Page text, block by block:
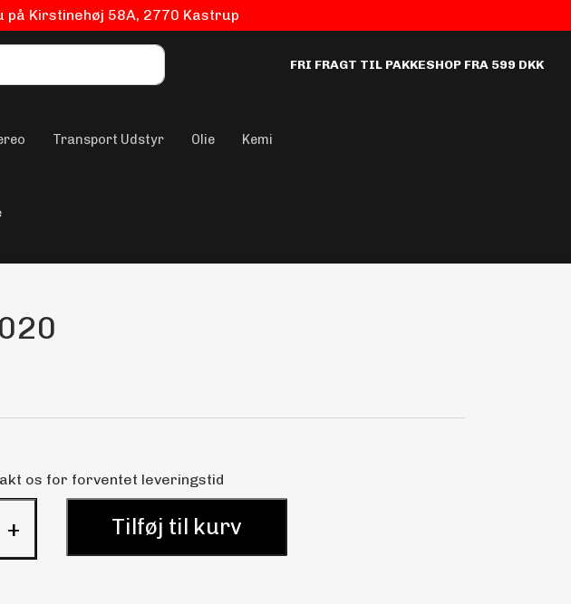
Kirstinehøj 58A, 2770 Kastrup
FRI FRAGT TIL PAKKESHOP FRA 599 DKK
Transport Udstyr Olie Kemi
os for forventet leveringstid
+ Tilføj til kurv